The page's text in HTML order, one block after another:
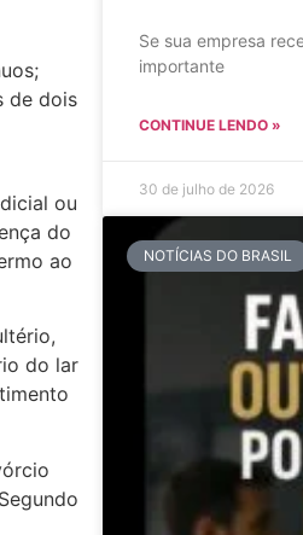
de dois
ou
do
ao
do lar
Se sua empresa
importante
CONTINUE LENDO »
30 de julho de 2026
NOTÍCIAS DO BRASIL